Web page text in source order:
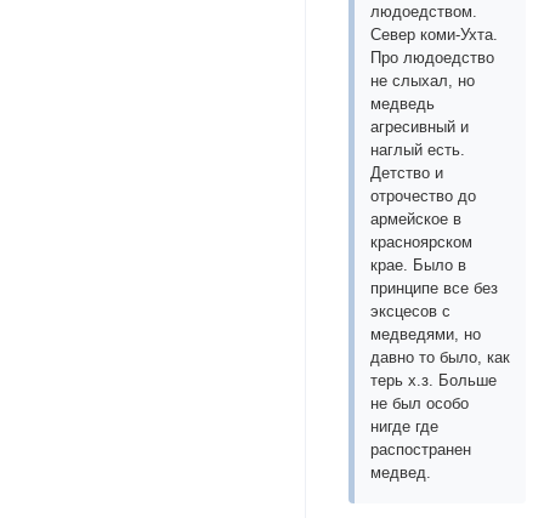
людоедством.
Север коми-Ухта.
Про людоедство
не слыхал, но
медведь
агресивный и
наглый есть.
Детство и
отрочество до
армейское в
красноярском
крае. Было в
принципе все без
эксцесов с
медведями, но
давно то было, как
терь х.з. Больше
не был особо
нигде где
распостранен
медвед.